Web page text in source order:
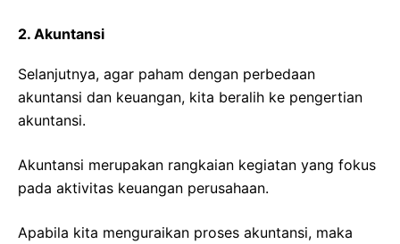
2. Akuntansi
Selanjutnya, agar paham dengan perbedaan
akuntansi dan keuangan, kita beralih ke pengertian
akuntansi.
Akuntansi merupakan rangkaian kegiatan yang fokus
pada aktivitas keuangan perusahaan.
Apabila kita menguraikan proses akuntansi, maka